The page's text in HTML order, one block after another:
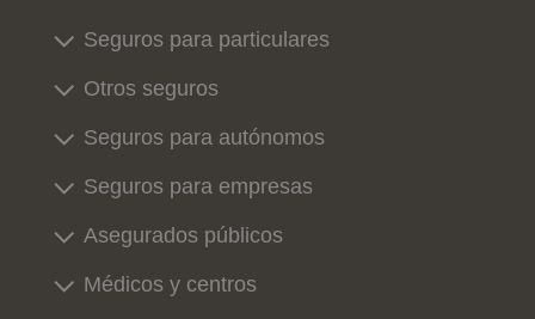
Seguros para particulares
Otros seguros
Seguros para autónomos
Seguros para empresas
Asegurados públicos
Médicos y centros